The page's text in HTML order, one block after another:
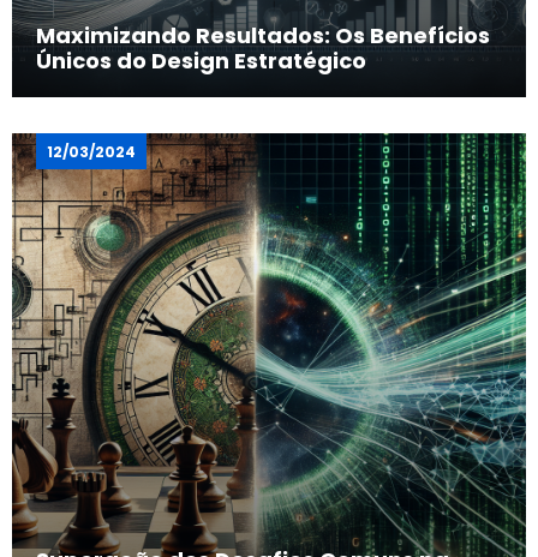
Maximizando Resultados: Os Benefícios
Únicos do Design Estratégico
12/03/2024